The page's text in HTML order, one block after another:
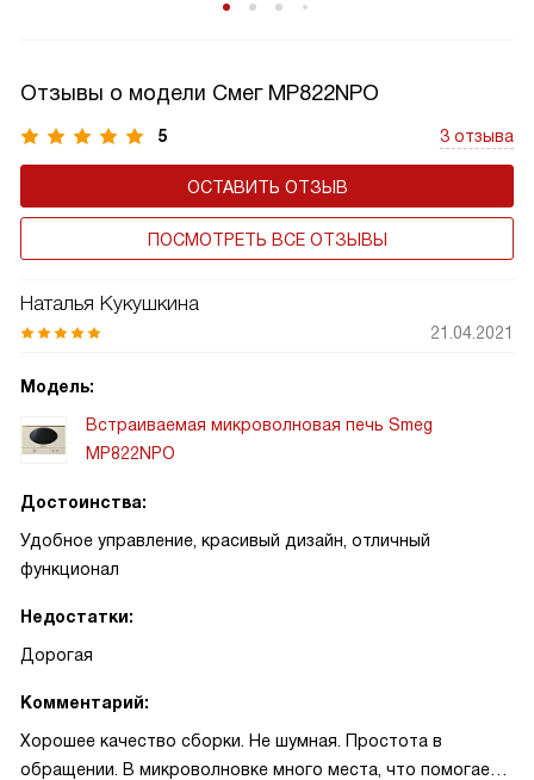
Отзывы о модели Смег MP822NPO
5 3 отзыва
ОСТАВИТЬ ОТЗЫВ
ПОСМОТРЕТЬ ВСЕ ОТЗЫВЫ
Наталья Кукушкина
21.04.2021
Модель:
Встраиваемая микроволновая печь Smeg
MP822NPO
Достоинства:
Удобное управление, красивый дизайн, отличный
функционал
Недостатки:
Дорогая
Комментарий:
Хорошее качество сборки. Не шумная. Простота в
обращении. В микроволновке много места, что помогает